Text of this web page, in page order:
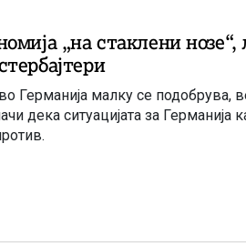
„на стаклени
Германија малку се подобрува,
дека ситуацијата за Германија